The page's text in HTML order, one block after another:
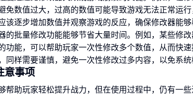
免数值过大，过高的数值可能导致游戏无法正常运
该逐步增加数值并观察游戏的反应，确保修改器能够
的批量修改功能能够节省大量时间。例如，某些修
功能，可以帮助玩家一次性修改多个数值，从而快
同样需要谨慎，避免一次性修改过多内容，以免系统
意事项
帮助玩家轻松提升战力，但在使用过程中，仍有一